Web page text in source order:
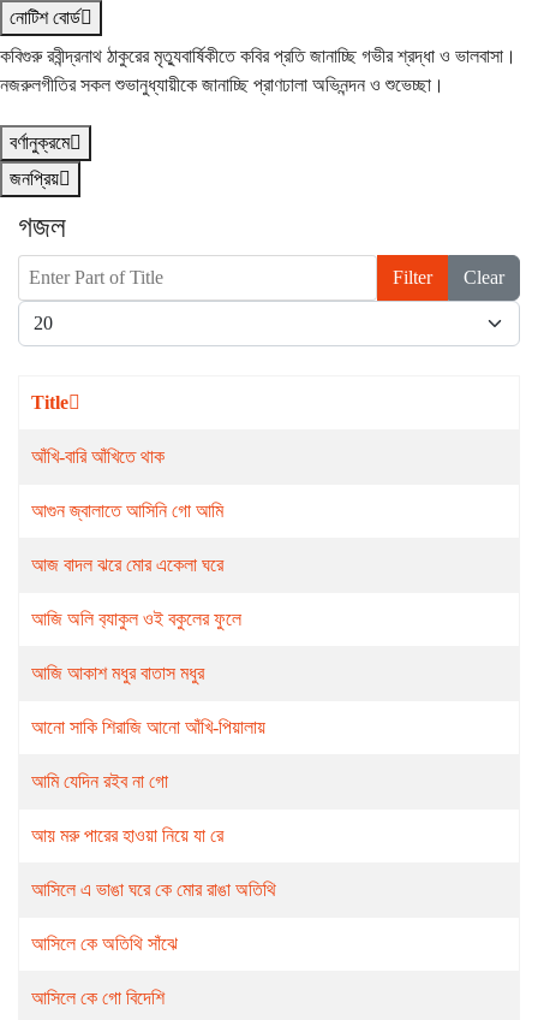
নোটিশ বোর্ড
কবিগুরু রবীন্দ্রনাথ ঠাকুরের মৃত্যুবার্ষিকীতে কবির প্রতি জানাচ্ছি গভীর শ্রদ্ধা ও ভালবাসা।
নজরুলগীতির সকল শুভানুধ্যায়ীকে জানাচ্ছি প্রাণঢালা অভিনন্দন ও শুভেচ্ছা।
বর্ণানুক্রমে
জনপ্রিয়
গজল
Enter Part of Title Filter
Clear
Display #
Title
আঁখি-বারি আঁখিতে থাক
আগুন জ্বালাতে আসিনি গো আমি
আজ বাদল ঝরে মোর একেলা ঘরে
আজি অলি ব‍্যাকুল ওই বকুলের ফুলে
আজি আকাশ মধুর বাতাস মধুর
আনো সাকি শিরাজি আনো আঁখি-পিয়ালায়
আমি যেদিন রইব না গো
আয় মরু পারের হাওয়া নিয়ে যা রে
আসিলে এ ভাঙা ঘরে কে মোর রাঙা অতিথি
আসিলে কে অতিথি সাঁঝে
আসিলে কে গো বিদেশি